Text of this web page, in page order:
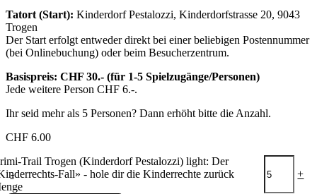
Tatort (Start): Kinderdorf Pestalozzi, Kinderdorfstrasse 20, 9043
Trogen
Der Start erfolgt entweder direkt bei einer beliebigen Postennummer
(bei Onlinebuchung) oder beim Besucherzentrum.
Basispreis: CHF 30.- (für 1-5 Spielzugänge/Personen)
Jede weitere Person CHF 6.-.
Ihr seid mehr als 5 Personen? Dann erhöht bitte die Anzahl.
CHF 6.00
-
Trail Trogen (Kinderdorf Pestalozzi) light: Der
Fall» - hole dir die Kinderrechte zurück
+